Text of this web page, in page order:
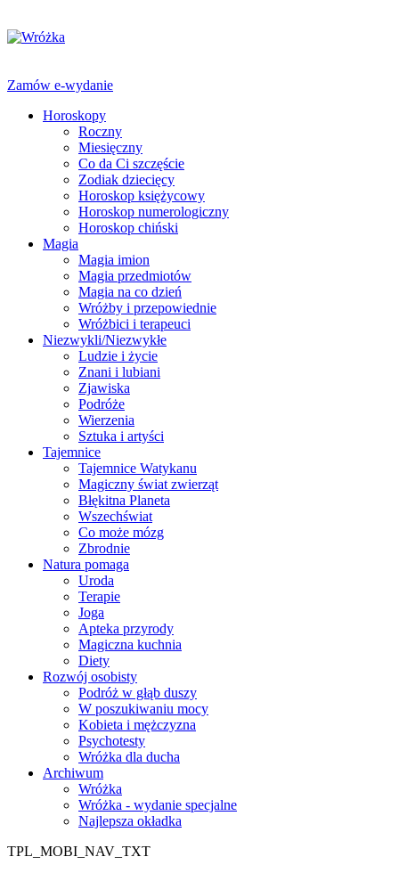
Zamów e-wydanie
Horoskopy
Roczny
Miesięczny
Co da Ci szczęście
Zodiak dziecięcy
Horoskop księżycowy
Horoskop numerologiczny
Horoskop chiński
Magia
Magia imion
Magia przedmiotów
Magia na co dzień
Wróżby i przepowiednie
Wróżbici i terapeuci
Niezwykli/Niezwykłe
Ludzie i życie
Znani i lubiani
Zjawiska
Podróże
Wierzenia
Sztuka i artyści
Tajemnice
Tajemnice Watykanu
Magiczny świat zwierząt
Błękitna Planeta
Wszechświat
Co może mózg
Zbrodnie
Natura pomaga
Uroda
Terapie
Joga
Apteka przyrody
Magiczna kuchnia
Diety
Rozwój osobisty
Podróż w głąb duszy
W poszukiwaniu mocy
Kobieta i mężczyzna
Psychotesty
Wróżka dla ducha
Archiwum
Wróżka
Wróżka - wydanie specjalne
Najlepsza okładka
TPL_MOBI_NAV_TXT